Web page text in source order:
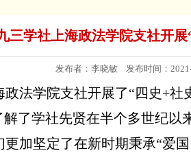
三学社上海政法学院支社开
发布者：李晓敏 发布时间：
法学院支社开展了“四史+社
解了学社先贤在半个多世纪
加坚定了在新时期秉承“爱